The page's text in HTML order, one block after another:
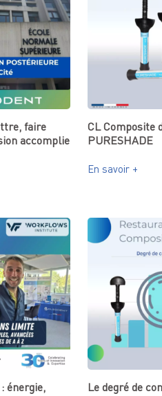
faire
accomplie
CL Composite
PURESHADE
En savoir +
énergie,
Le degré de